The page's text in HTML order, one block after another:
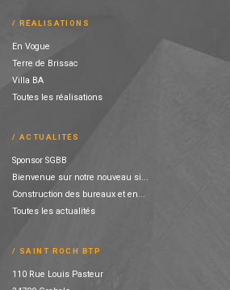
RÉALISATIONS
En Vogue
Terre de Brissac
Villa BA
Toutes les réalisations
ACTUALITÉS
Sponsor SGBB
Bienvenue sur notre nouveau si...
Construction des bureaux et en...
Toutes les actualités
SAINT ROCH BTP
110 Rue Louis Pasteur